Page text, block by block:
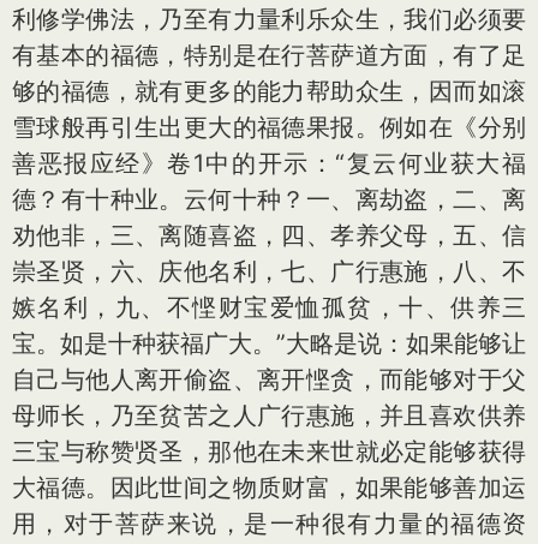
利修学佛法，乃至有力量利乐众生，我们必须要
有基本的福德，特别是在行菩萨道方面，有了足
够的福德，就有更多的能力帮助众生，因而如滚
雪球般再引生出更大的福德果报。例如在《分别
善恶报应经》卷1中的开示：“复云何业获大福
德？有十种业。云何十种？一、离劫盗，二、离
劝他非，三、离随喜盗，四、孝养父母，五、信
崇圣贤，六、庆他名利，七、广行惠施，八、不
嫉名利，九、不悭财宝爱恤孤贫，十、供养三
宝。如是十种获福广大。”大略是说：如果能够让
自己与他人离开偷盗、离开悭贪，而能够对于父
母师长，乃至贫苦之人广行惠施，并且喜欢供养
三宝与称赞贤圣，那他在未来世就必定能够获得
大福德。因此世间之物质财富，如果能够善加运
用，对于菩萨来说，是一种很有力量的福德资